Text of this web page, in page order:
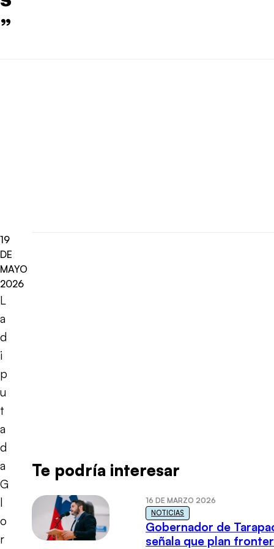
”
19
DE
MAYO
2026
L
a
d
i
p
u
t
a
d
a
G
l
o
r
Te podría interesar
16 DE MARZO 2026
NOTICIAS
Gobernador de
señala que plan